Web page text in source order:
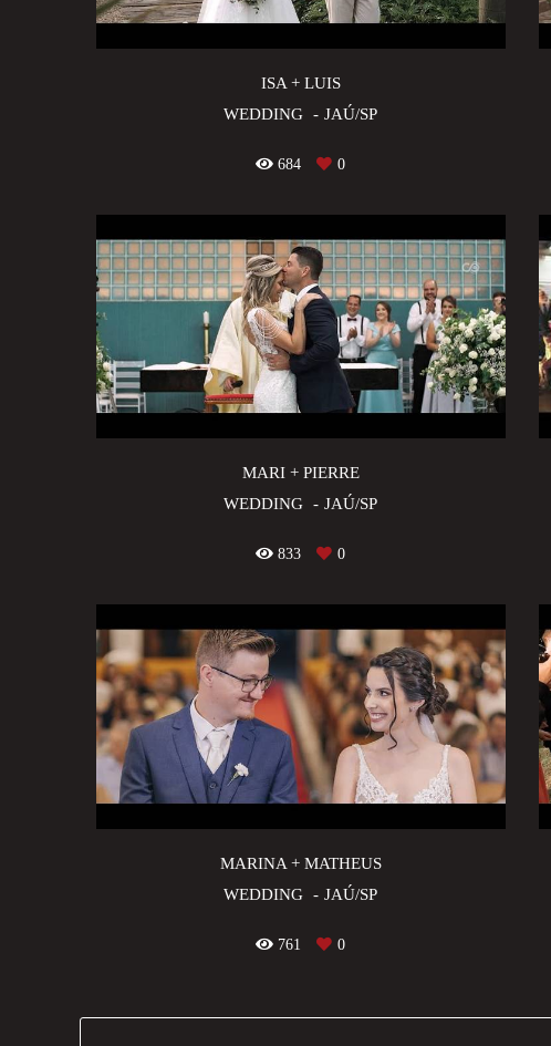
ISA + LUIS
WEDDING
JAÚ/SP
684 0
MARI + PIERRE
WEDDING
JAÚ/SP
833 0
MARINA + MATHEUS
WEDDING
JAÚ/SP
761 0